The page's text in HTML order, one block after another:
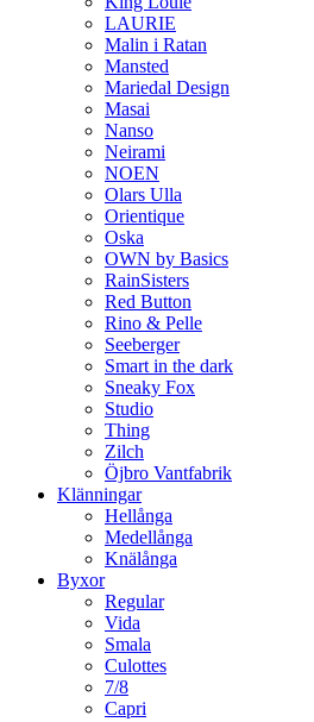
LAURIE
Malin i Ratan
Mansted
Mariedal Design
Masai
Nanso
Neirami
NOEN
Olars Ulla
Orientique
Oska
OWN by Basics
RainSisters
Red Button
Rino & Pelle
Seeberger
Smart in the dark
Sneaky Fox
Studio
Thing
Zilch
Öjbro Vantfabrik
Klänningar
Hellånga
Medellånga
Knälånga
Byxor
Regular
Vida
Smala
Culottes
7/8
Capri